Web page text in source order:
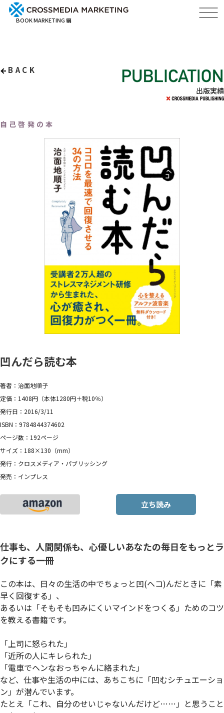
BOOK MARKETING 編
BACK
出版実績
自己啓発の本
凹んだら読む本
著者：治面地順子
定価：1408円（本体1280円＋税10％）
発行日：2016/3/11
ISBN：9784844374602
ページ数：192ページ
サイズ：188×130（mm）
発行：クロスメディア・パブリッシング
発売：インプレス
立ち読み
仕事も、人間関係も、心優しいあなたの毎日をもっとラ
クにする一冊
この本は、日々の生活の中でちょっと凹(ヘコ)んだときに「素
早く回復する」、
あるいは「そもそも凹みにくいマインドをつくる」ためのコツ
を教える書籍です。
「上司に怒られた」
「近所の人にキレられた」
「電車でヘンなおっちゃんに絡まれた」
など、仕事や生活の中には、あちこちに「凹むシチュエーショ
ン」が潜んでいます。
たとえ「これ、自分のせいじゃないんだけど……」と思うこと